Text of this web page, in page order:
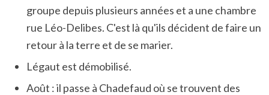
groupe depuis plusieurs années et a une chambre
rue Léo-Delibes. C'est là qu'ils décident de faire un
retour à la terre et de se marier.
Légaut est démobilisé.
Août : il passe à Chadefaud où se trouvent des